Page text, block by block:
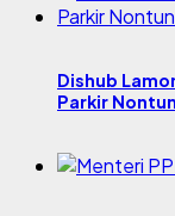
Dishub
Parkir